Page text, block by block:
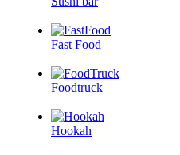
Fast Food
Foodtruck
Hookah